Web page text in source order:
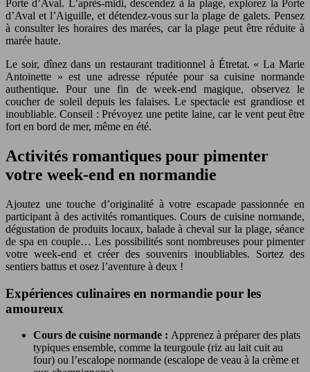
Porte d’Aval. L’après-midi, descendez à la plage, explorez la Porte
d’Aval et l’Aiguille, et détendez-vous sur la plage de galets. Pensez
à consulter les horaires des marées, car la plage peut être réduite à
marée haute.
Le soir, dînez dans un restaurant traditionnel à Étretat. « La Marie
Antoinette » est une adresse réputée pour sa cuisine normande
authentique. Pour une fin de week-end magique, observez le
coucher de soleil depuis les falaises. Le spectacle est grandiose et
inoubliable. Conseil : Prévoyez une petite laine, car le vent peut être
fort en bord de mer, même en été.
Activités romantiques pour pimenter
votre week-end en normandie
Ajoutez une touche d’originalité à votre escapade passionnée en
participant à des activités romantiques. Cours de cuisine normande,
dégustation de produits locaux, balade à cheval sur la plage, séance
de spa en couple… Les possibilités sont nombreuses pour pimenter
votre week-end et créer des souvenirs inoubliables. Sortez des
sentiers battus et osez l’aventure à deux !
Expériences culinaires en normandie pour les
amoureux
Cours de cuisine normande : Apprenez à préparer des plats
typiques ensemble, comme la teurgoule (riz au lait cuit au
four) ou l’escalope normande (escalope de veau à la crème et